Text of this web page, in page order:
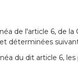
de l'article 6, de
déterminées
du dit article 6,